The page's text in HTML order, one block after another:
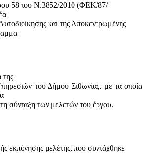
58 του Ν.3852/2010 (ΦΕΚ/87/
και της Αποκεντρωμένης
της
του Δήμου Σιθωνίας, με τα οποία
σύνταξη των μελετών του έργου.
εκπόνησης μελέτης, που συντάχθηκε